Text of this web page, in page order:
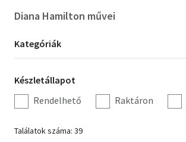
Hobbi, szabadidő
Irodalom
Művészet
Diana Hamilton művei
Kategória
szűrés
Kategóriák
Készletállapot
szűrés
Készletállapot
Rendelhető
Raktáron
Találatok száma: 39